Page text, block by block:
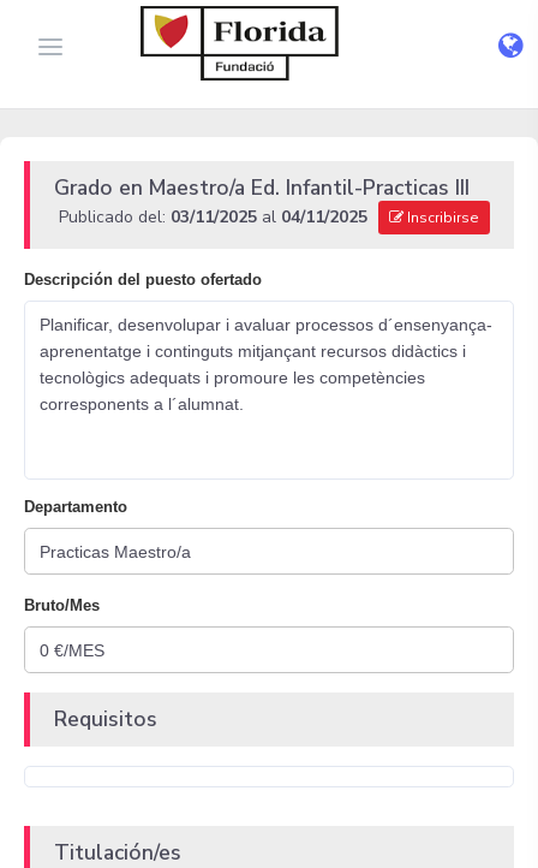
Grado en Maestro/a Ed. Infantil-Practicas III
Publicado del: 03/11/2025 al 04/11/2025 Inscribirse
Descripción del puesto ofertado
Planificar, desenvolupar i avaluar processos d´ensenyança-
aprenentatge i continguts mitjançant recursos didàctics i
tecnològics adequats i promoure les competències
corresponents a l´alumnat.
Departamento
Bruto/Mes
Requisitos
Titulación/es